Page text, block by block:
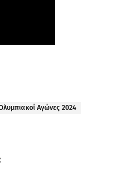
Αγώνες 2024